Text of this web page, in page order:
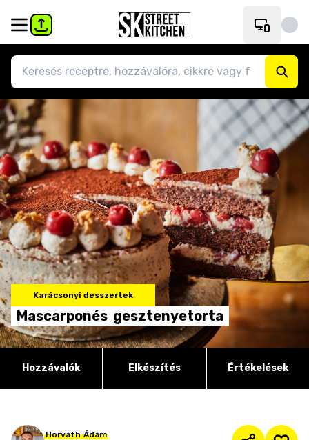
Karácsonyi desszertek
Mascarponés gesztenyetorta
Hozzávalók Elkészítés Értékelések
Horváth Ádám